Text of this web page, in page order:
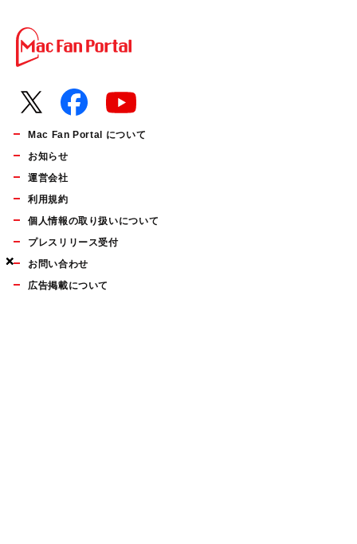
×
×
×
Mac Fan Portal について
お知らせ
運営会社
利用規約
個人情報の取り扱いについて
プレスリリース受付
お問い合わせ
広告掲載について